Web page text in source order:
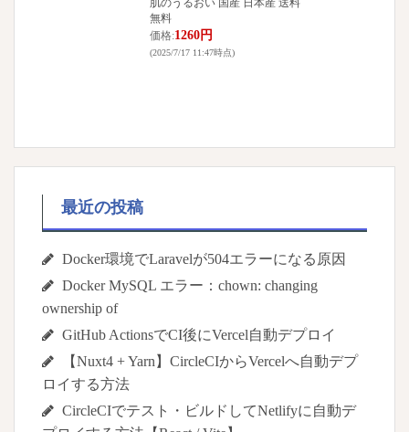
無料
価格:1260円
(2025/7/17 11:47時点)
最近の投稿
Docker環境でLaravelが504エラーになる原因
Docker MySQL エラー：chown: changing
ownership of
GitHub ActionsでCI後にVercel自動デプロイ
【Nuxt4 + Yarn】CircleCIからVercelへ自動デプ
ロイする方法
CircleCIでテスト・ビルドしてNetlifyに自動デ